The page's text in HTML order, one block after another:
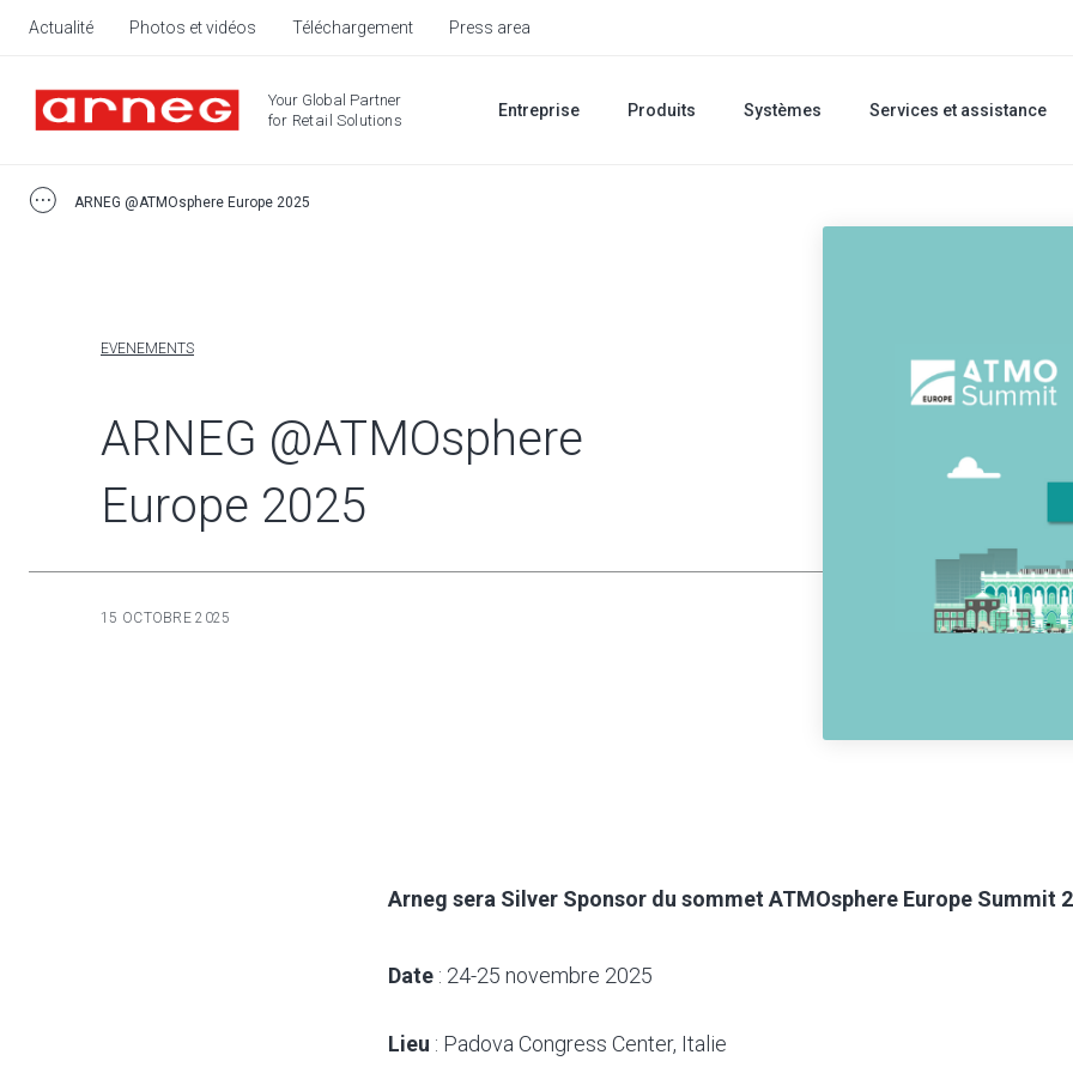
Actualité Photos et vidéos Téléchargement Press area
Your Global Partner
for Retail Solutions
Entreprise Produits Systèmes Services et assistance
ARNEG @ATMOsphere Europe 2025
EVENEMENTS
ARNEG @ATMOsphere
Europe 2025
15 OCTOBRE 2025
Arneg sera Silver Sponsor du sommet ATMOsphere Europe Summit
Date : 24-25 novembre 2025
Lieu : Padova Congress Center, Italie